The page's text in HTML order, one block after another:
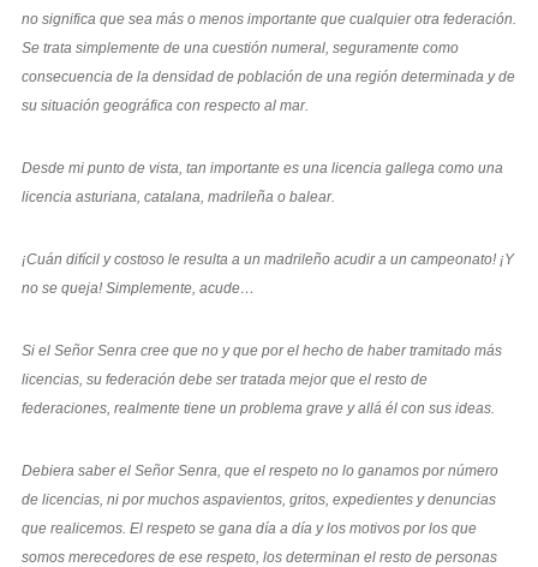
no significa que sea más o menos importante que cualquier otra federación.
Se trata simplemente de una cuestión numeral, seguramente como
consecuencia de la densidad de población de una región determinada y de
su situación geográfica con respecto al mar.
Desde mi punto de vista, tan importante es una licencia gallega como una
licencia asturiana, catalana, madrileña o balear.
¡Cuán difícil y costoso le resulta a un madrileño acudir a un campeonato! ¡Y
no se queja! Simplemente, acude…
Si el Señor Senra cree que no y que por el hecho de haber tramitado más
licencias, su federación debe ser tratada mejor que el resto de
federaciones, realmente tiene un problema grave y allá él con sus ideas.
Debiera saber el Señor Senra, que el respeto no lo ganamos por número
de licencias, ni por muchos aspavientos, gritos, expedientes y denuncias
que realicemos. El respeto se gana día a día y los motivos por los que
somos merecedores de ese respeto, los determinan el resto de personas